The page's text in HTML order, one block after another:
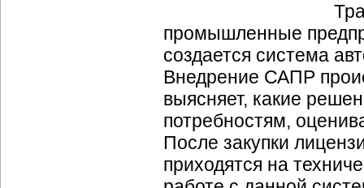
промышленные
создается система
Внедрение САПР
выясняет, какие
потребностям,
После закупки
приходятся на